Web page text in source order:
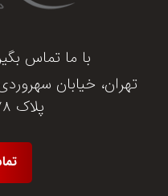
با ما تماس
تهران، خیابان
پلاک 578، واحد 3